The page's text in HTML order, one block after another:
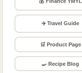
✈️ Travel Guide
🛒 Product Page
🍳 Recipe Blog